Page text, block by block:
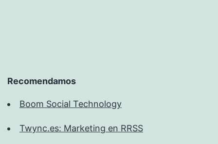
Recomendamos
Boom Social Technology
Twync.es: Marketing en RRSS